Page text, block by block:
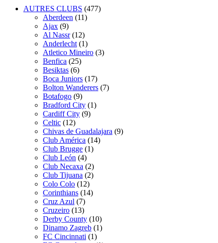
AUTRES CLUBS (477)
Aberdeen (11)
Ajax (9)
Al Nassr (12)
Anderlecht (1)
Atletico Mineiro (3)
Benfica (25)
Besiktas (6)
Boca Juniors (17)
Bolton Wanderers (7)
Botafogo (9)
Bradford City (1)
Cardiff City (9)
Celtic (12)
Chivas de Guadalajara (9)
Club América (14)
Club Brugge (1)
Club León (4)
Club Necaxa (2)
Club Tijuana (2)
Colo Colo (12)
Corinthians (14)
Cruz Azul (7)
Cruzeiro (13)
Derby County (10)
Dinamo Zagreb (1)
FC Cincinnati (1)